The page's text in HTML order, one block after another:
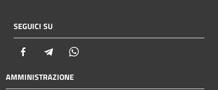
SEGUICI SU
Facebook Telegram
AMMINISTRAZIONE